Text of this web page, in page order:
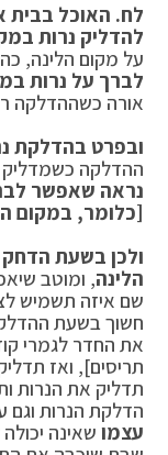
לח. האוכל בבית
להדליק נרות
על מקום הלינה,
לברך על נרות
אורה כשההדלקה
ובפרט בהדלקת
ההדלקה
נראה שאפשר
[כלומר, במקום
ולכן בשעת
הלינה, ומוטב
שם איזה תשמיש
חשוך בשעת
את החדר לגמרי
תריסים], ואז
תדליק את הנרות
הדלקת הנרות
עצמו שאינה